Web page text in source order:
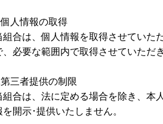
個人情報の取得
組合は、個人情報を取得させていた
、必要な範囲内で取得させていただ
三者提供の制限
組合は、法に定める場合を除き、本
を開示･提供いたしません。